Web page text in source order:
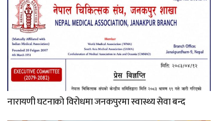
नारायणी घटनाको विरोधमा जनकपुरमा स्वास्थ्य सेवा बन्द